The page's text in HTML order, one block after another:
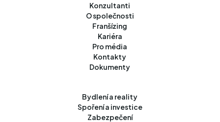
Konzultanti
O společnosti
Franšízing
Kariéra
Pro média
Kontakty
Dokumenty
Bydlení a reality
Spoření a investice
Zabezpečení